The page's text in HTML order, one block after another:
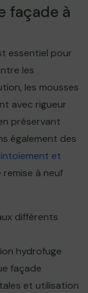
façade à
essentiel pour
les
les mousses
avec rigueur
préservant
également des
et
remise à neuf
différents
hydrofuge
façade
et utilisation